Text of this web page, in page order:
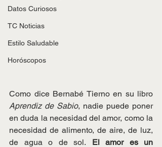
Datos Curiosos
TC Noticias
Estilo Saludable
Horóscopos
Aprendiz de Sabio, nadie puede poner
en duda la necesidad del amor, como la
necesidad de alimento, de aire, de luz,
de agua o de sol. El amor es un